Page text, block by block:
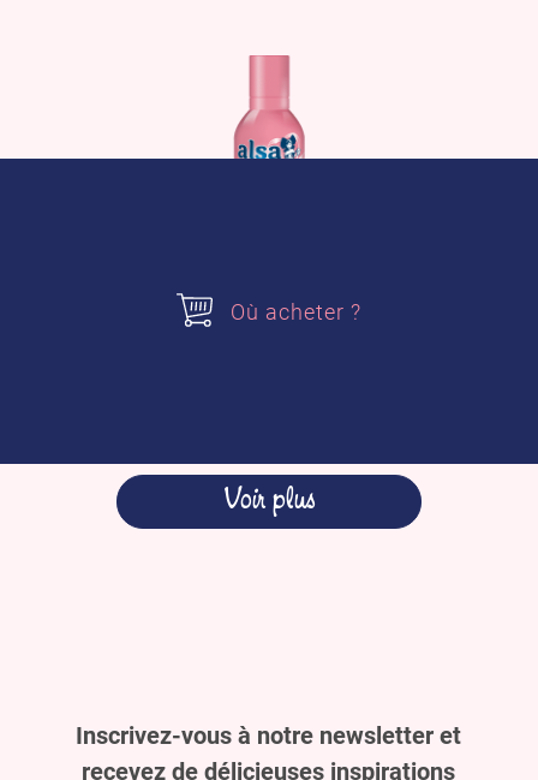
Voir plus
Où acheter ?
Inscrivez-vous à notre newsletter et
recevez de délicieuses inspirations